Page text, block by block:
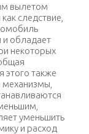
вылетом
следствие,
и обладает
некоторых
этого также
уменьшить
и расход